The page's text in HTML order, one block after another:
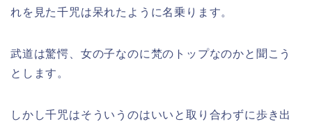
れを見た千咒は呆れたように名乗ります。
武道は驚愕、女の子なのに梵のトップなのかと聞こう
とします。
しかし千咒はそういうのはいいと取り合わずに歩き出